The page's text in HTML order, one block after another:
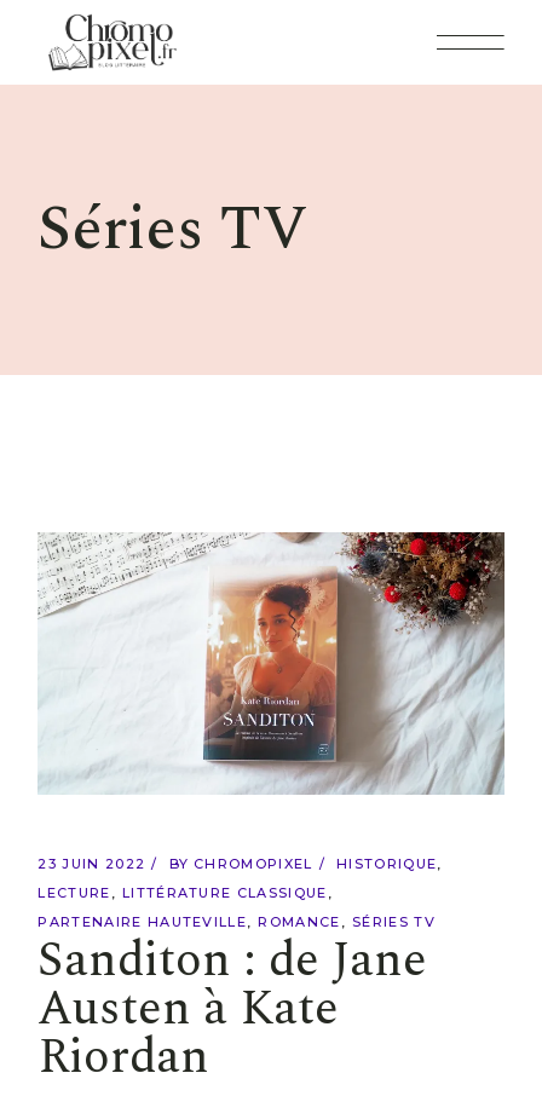
content
Séries TV
23 JUIN 2022 BY CHROMOPIXEL
HISTORIQUE
LECTURE
LITTÉRATURE CLASSIQUE
PARTENAIRE HAUTEVILLE
ROMANCE SÉRIES TV
Sanditon : de Jane
Austen à Kate
Riordan